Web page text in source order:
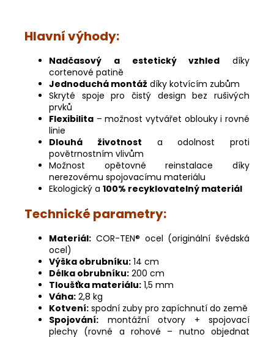
Hlavní výhody:
Nadčasový a estetický vzhled díky
cortenové patině
Jednoduchá montáž díky kotvícím zubům
Skryté spoje pro čistý design bez rušivých
prvků
Flexibilita – možnost vytvářet oblouky i rovné
linie
Dlouhá životnost a odolnost proti
povětrnostním vlivům
Možnost opětovné reinstalace díky
nerezovému spojovacímu materiálu
Ekologický a 100% recyklovatelný materiál
Technické parametry:
Materiál: COR-TEN® ocel (originální švédská
ocel)
Výška obrubníku: 14 cm
Délka obrubníku: 200 cm
Tloušťka materiálu: 1,5 mm
Váha: 2,8 kg
Kotvení: spodní zuby pro zapíchnutí do země
Spojování: montážní otvory + spojovací
plechy (rovné a rohové – nutno objednat